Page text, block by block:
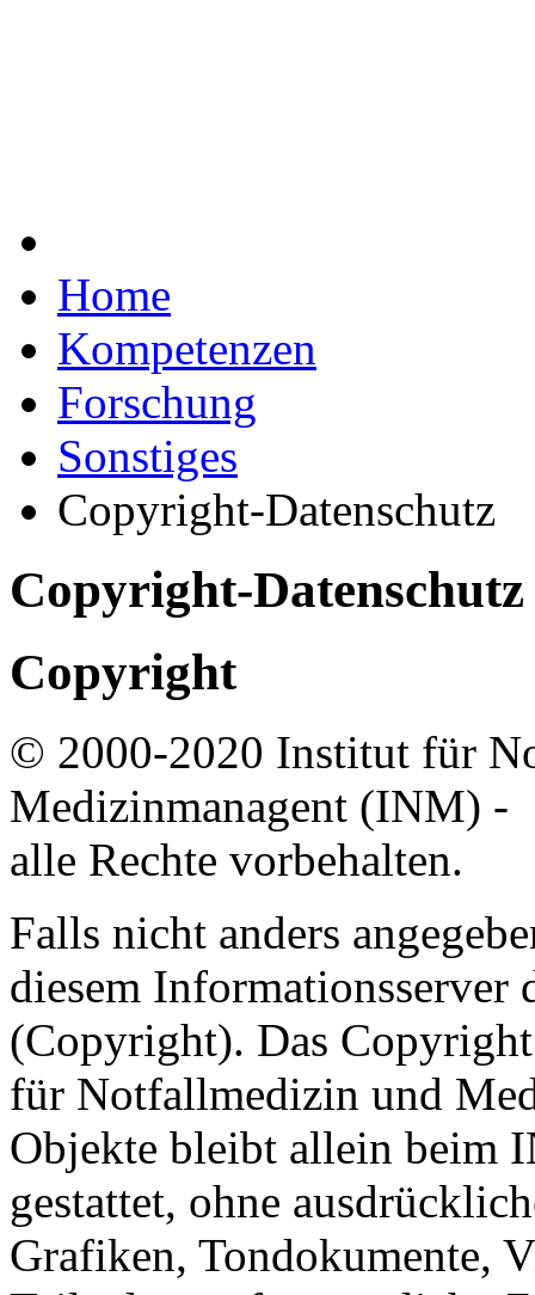
Home
Kompetenzen
Forschung
Sonstiges
Copyright-Datenschutz
Copyright-Datenschutz
Copyright
© 2000-2020 Institut für
Medizinmanagent (INM) -
alle Rechte vorbehalten.
Falls nicht anders
diesem Informationsserver
(Copyright). Das
für Notfallmedizin und
Objekte bleibt allein beim
gestattet, ohne
Grafiken, Tondokumente,